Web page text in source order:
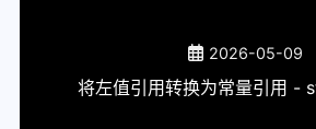
2026-05-09
将左值引用转换为常量引用 -